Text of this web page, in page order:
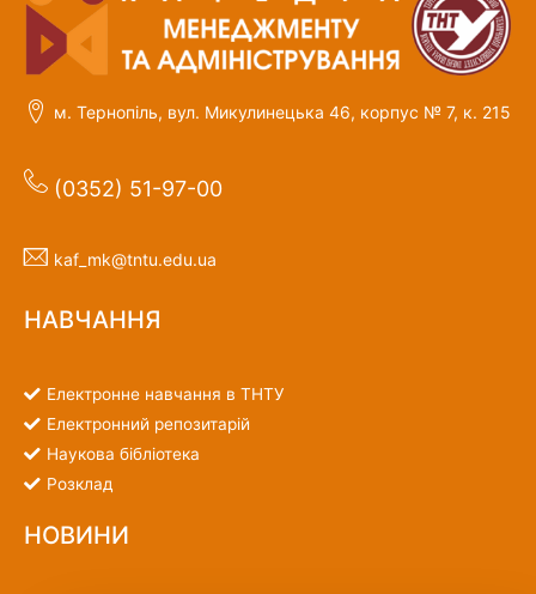
м. Тернопіль, вул. Микулинецька 46, корпус № 7, к. 215
(0352) 51-97-00
kaf_mk@tntu.edu.ua
НАВЧАННЯ
Електронне навчання в ТНТУ
Електронний репозитарій
Наукова бібліотека
Розклад
НОВИНИ